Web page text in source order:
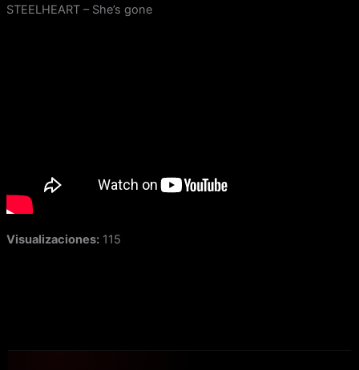
STEELHEART – She’s gone
Visualizaciones:115